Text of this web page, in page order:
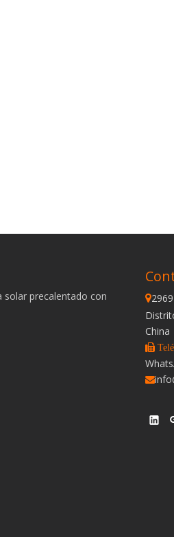
solar precalentado con

China

